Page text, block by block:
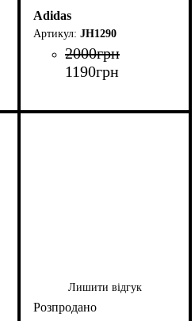
Adidas
JH1290
2000грн
1190грн
Лишити відгук